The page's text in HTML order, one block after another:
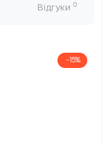
Відгуки 0
-15%